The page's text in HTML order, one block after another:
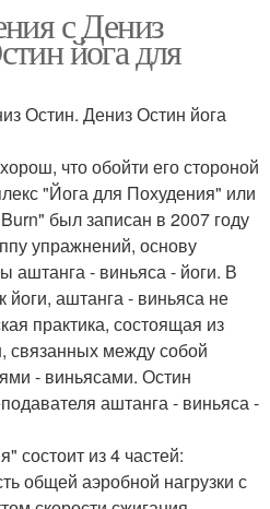
с Дениз
йога для
Остин. Дениз Остин йога
что обойти его стороной
"Йога для Похудения" или
был записан в 2007 году
упражнений, основу
аштанга - виньяса - йоги. В
йоги, аштанга - виньяса не
практика, состоящая из
связанных между собой
- виньясами. Остин
аштанга - виньяса -
состоит из 4 частей:
общей аэробной нагрузки с